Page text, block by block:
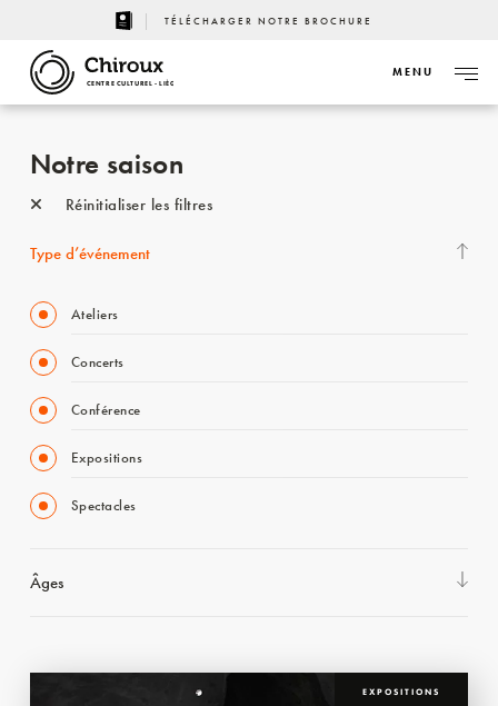
TÉLÉCHARGER NOTRE BROCHURE
CENTRE CULTUREL - LIÈGE
MENU
Notre saison
Réinitialiser les filtres
Type d’événement
Ateliers
Concerts
Conférence
Expositions
Spectacles
Âges
EXPOSITIONS